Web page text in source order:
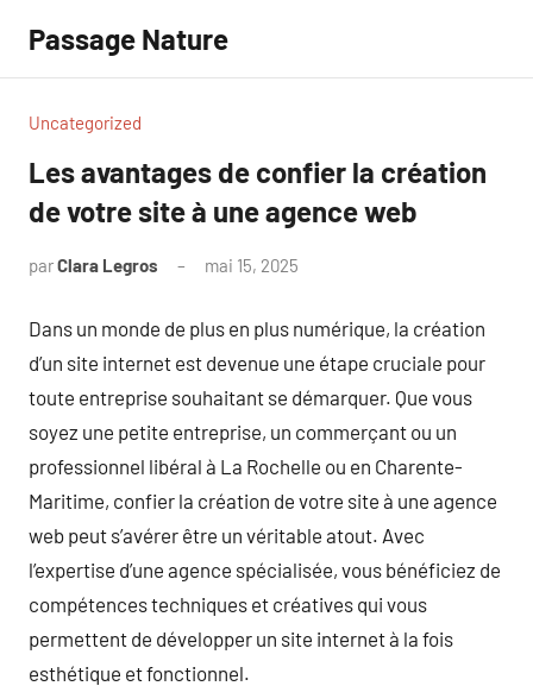
contenu
Passage Nature
Uncategorized
Les avantages de confier la création
de votre site à une agence web
parClara Legros mai 15, 2025
Dans un monde de plus en plus numérique, la création
d’un site internet est devenue une étape cruciale pour
toute entreprise souhaitant se démarquer. Que vous
soyez une petite entreprise, un commerçant ou un
professionnel libéral à La Rochelle ou en Charente-
Maritime, confier la création de votre site à une agence
web peut s’avérer être un véritable atout. Avec
l’expertise d’une agence spécialisée, vous bénéficiez de
compétences techniques et créatives qui vous
permettent de développer un site internet à la fois
esthétique et fonctionnel.